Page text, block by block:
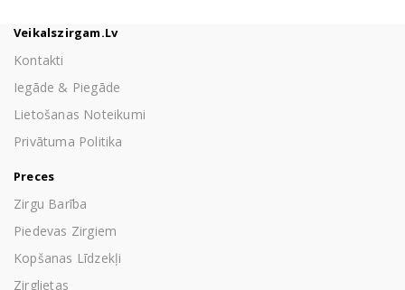
Veikalszirgam.lv
Kontakti
Iegāde & Piegāde
Lietošanas Noteikumi
Privātuma Politika
Preces
Zirgu Barība
Piedevas Zirgiem
Kopšanas Līdzekļi
Zirglietas